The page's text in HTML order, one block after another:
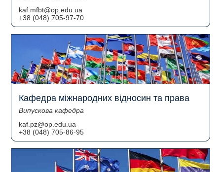
kaf.mfbt@op.edu.ua
+38 (048) 705-97-70
Кафедра міжнародних відносин та права
Випускова кафедра
kaf.pz@op.edu.ua
+38 (048) 705-86-95